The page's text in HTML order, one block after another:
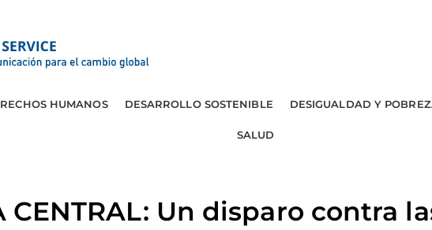
HUMANOS DESARROLLO SOSTENIBLE DESIGUALDAD Y
SALUD
CENTRAL: Un disparo contra